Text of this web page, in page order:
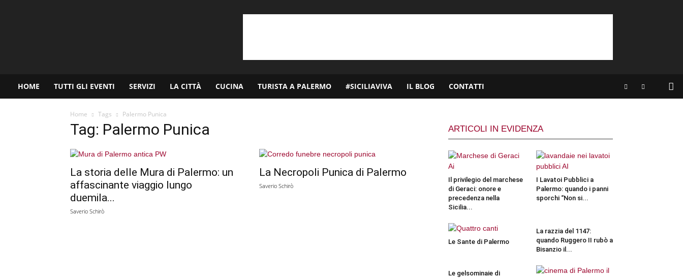
HOME TUTTI GLI EVENTI SERVIZI LA CITTÀ CUCINA TURISTA A PALERMO #SICILIAVIVA IL BLOG CONTATTI
Home Tags Palermo Punica
Tag: Palermo Punica
La storia delle Mura di Palermo: un
affascinante viaggio lungo
duemila...
Saverio Schirò
La Necropoli Punica di Palermo
Saverio Schirò
ARTICOLI IN EVIDENZA
Il privilegio del marchese
di Geraci: onore e
precedenza nella
Sicilia...
I Lavatoi Pubblici a
Palermo: quando i panni
sporchi “Non si...
Le Sante di Palermo
La razzia del 1147:
quando Ruggero II rubò a
Bisanzio il...
Le gelsominaie di